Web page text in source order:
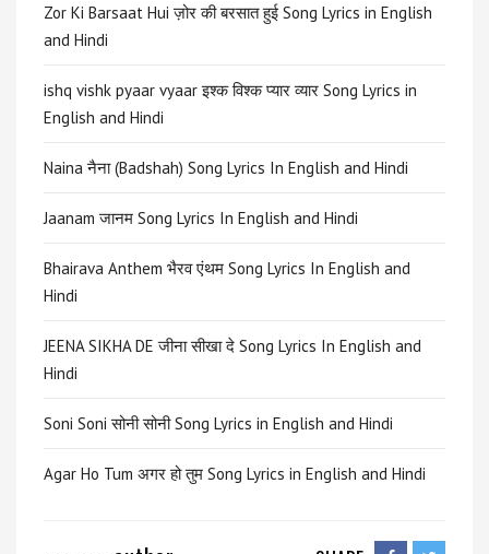
Zor Ki Barsaat Hui ज़ोर की बरसात हुई Song Lyrics in English
and Hindi
ishq vishk pyaar vyaar इश्क विश्क प्यार व्यार Song Lyrics in
English and Hindi
Naina नैना (Badshah) Song Lyrics In English and Hindi
Jaanam जानम Song Lyrics In English and Hindi
Bhairava Anthem भैरव एंथम Song Lyrics In English and
Hindi
JEENA SIKHA DE जीना सीखा दे Song Lyrics In English and
Hindi
Soni Soni सोनी सोनी Song Lyrics in English and Hindi
Agar Ho Tum अगर हो तुम Song Lyrics in English and Hindi